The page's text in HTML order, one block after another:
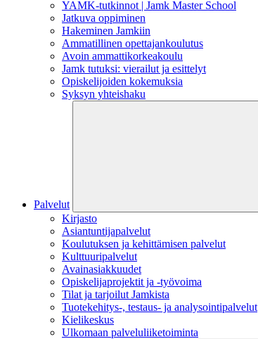
YAMK-tutkinnot | Jamk Master School
Jatkuva oppiminen
Hakeminen Jamkiin
Ammatillinen opettajankoulutus
Avoin ammattikorkeakoulu
Jamk tutuksi: vierailut ja esittelyt
Opiskelijoiden kokemuksia
Syksyn yhteishaku
Palvelut
Kirjasto
Asiantuntijapalvelut
Koulutuksen ja kehittämisen palvelut
Kulttuuripalvelut
Avainasiakkuudet
Opiskelijaprojektit​ ja -työvoima
Tilat ja tarjoilut Jamkista
Tuotekehitys-, testaus- ja analysointipalvelut
Kielikeskus
Ulkomaan palveluliiketoiminta